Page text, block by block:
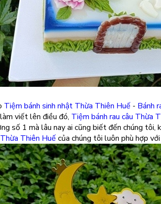
Tiệm bánh sinh nhật Thừa Thiên Huế - Bánh
viết lên điều đó, Tiệm bánh rau câu Thừa
số 1 mà lâu nay ai cũng biết đến chúng tôi,
Thiên Huếcủa chúng tôi luôn phù hợp